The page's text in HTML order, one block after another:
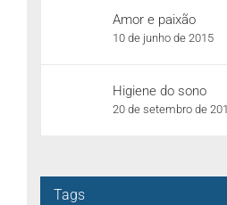
Amor e paixão
10 de junho de 2015
Higiene do sono
20 de setembro de
Tags